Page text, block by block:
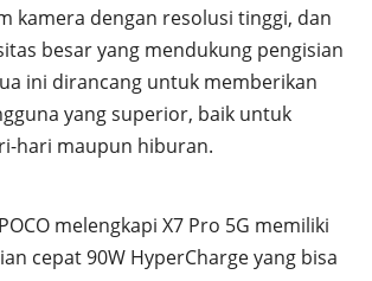
kamera dengan resolusi tinggi, dan
besar yang mendukung pengisian
ini dirancang untuk memberikan
yang superior, baik untuk
hari maupun hiburan.
melengkapi X7 Pro 5G memiliki
cepat 90W HyperCharge yang bisa